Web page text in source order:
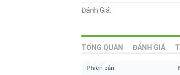
Đánh Giá:
TỔNG QUAN ĐÁNH GIÁ
Phiên bản